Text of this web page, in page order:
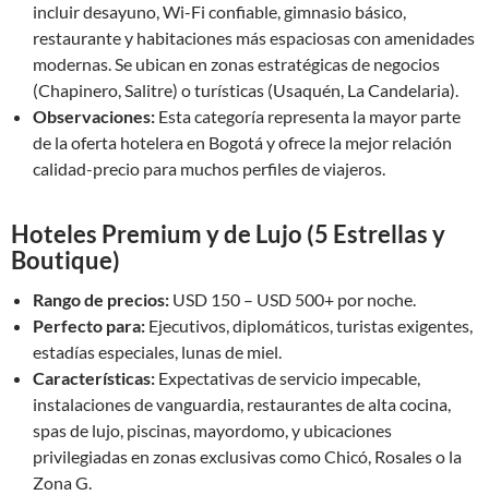
incluir desayuno, Wi-Fi confiable, gimnasio básico,
restaurante y habitaciones más espaciosas con amenidades
modernas. Se ubican en zonas estratégicas de negocios
(Chapinero, Salitre) o turísticas (Usaquén, La Candelaria).
Observaciones: Esta categoría representa la mayor parte
de la oferta hotelera en Bogotá y ofrece la mejor relación
calidad-precio para muchos perfiles de viajeros.
Hoteles Premium y de Lujo (5 Estrellas y
Boutique)
Rango de precios: USD 150 – USD 500+ por noche.
Perfecto para: Ejecutivos, diplomáticos, turistas exigentes,
estadías especiales, lunas de miel.
Características: Expectativas de servicio impecable,
instalaciones de vanguardia, restaurantes de alta cocina,
spas de lujo, piscinas, mayordomo, y ubicaciones
privilegiadas en zonas exclusivas como Chicó, Rosales o la
Zona G.